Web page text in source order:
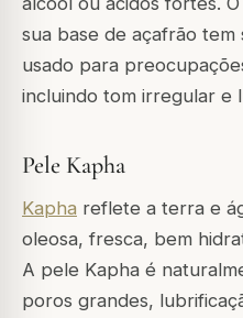
sua base de açafrão tem
usado para
incluindo tom irregular e
Pele Kapha
Kapha reflete a terra e
oleosa, fresca, bem
A pele Kapha é
poros grandes,